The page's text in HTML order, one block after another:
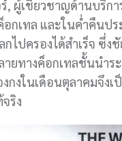
, ผู้เชี่ยวชาญด้านบริก
อกเทล และในค่ำคืนป
กไปครองได้สำเร็จ ซึ่
ยทางค็อกเทลชั้นนำร
งในเดือนตุลาคมจึง
ริง